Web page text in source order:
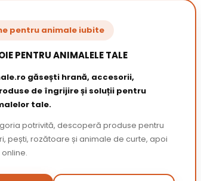
pentru animale iubite
PENTRU ANIMALELE TALE
găsești hrană, accesorii,
de îngrijire și soluții pentru
tale.
potrivită, descoperă produse pentru
pești, rozătoare și animale de curte, apoi